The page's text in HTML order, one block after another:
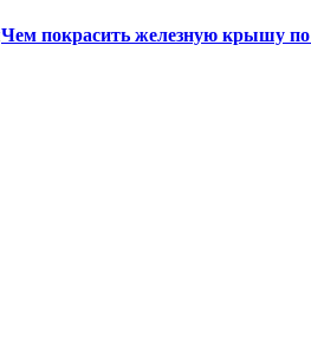
Чем покрасить железную крышу